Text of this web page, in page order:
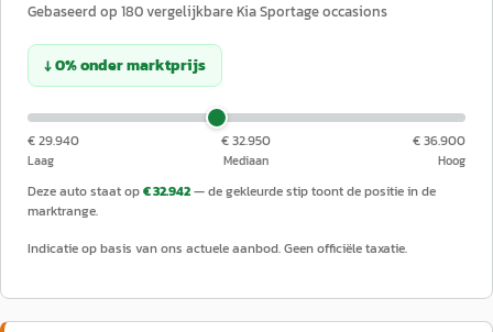
Gebaseerd op 180vergelijkbareKiaSportageoccasions
↓0%ondermarktprijs
€ 29.940
Laag
€ 32.950
Mediaan
€ 36.900
Hoog
Deze auto staat op€ 32.942— de gekleurde stip toont de positie in de
marktrange.
Indicatie op basis van ons actuele aanbod. Geen officiële taxatie.